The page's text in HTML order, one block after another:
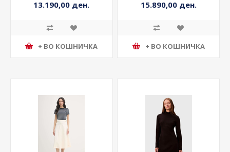
13.190,00 ден. 15.890,00 ден.